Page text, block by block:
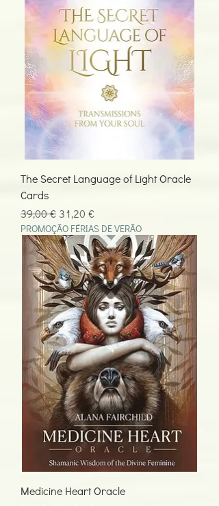
The Secret Language of Light Oracle
Cards
Preço normal
39,00 € Preço promocional
31,20 €
PROMOÇÃO FÉRIAS DE VERÃO
Medicine Heart Oracle